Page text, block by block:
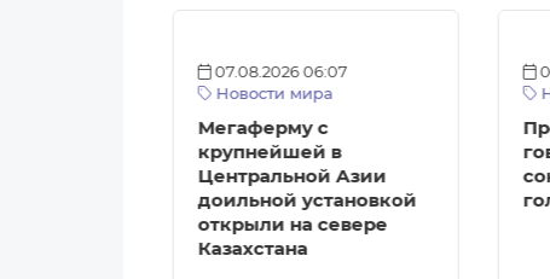
07.08.2026 06:07
Новости мира
Мегаферму с
крупнейшей в
Центральной Азии
доильной установкой
открыли на севере
Казахстана